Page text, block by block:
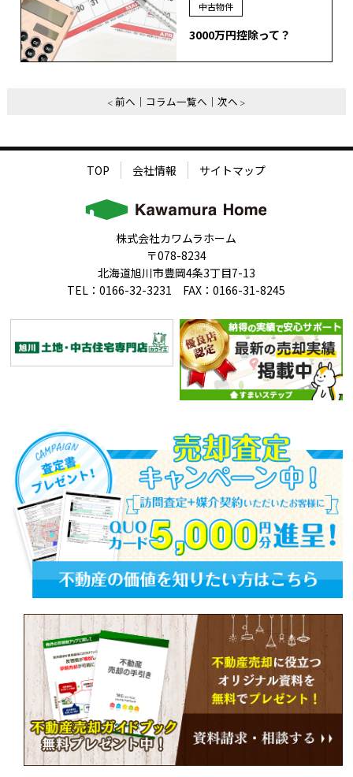
中古物件
3000万円控除って？
前へ コラム一覧へ 次へ
TOP 会社情報 サイトマップ
株式会社カワムラホーム
〒078-8234
北海道旭川市豊岡4条3丁目7-13
TEL：0166-32-3231 FAX：0166-31-8245